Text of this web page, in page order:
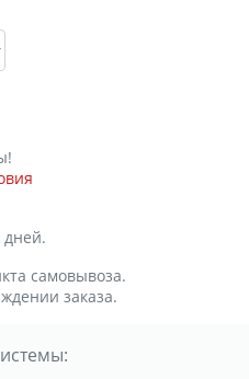
дней.
самовывоза.
заказа.